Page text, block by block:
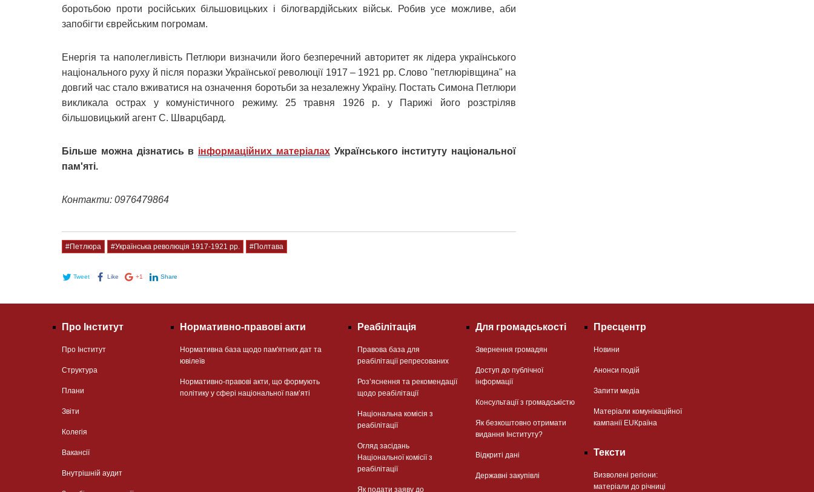
боротьбою проти російських більшовицьких і білогвардійських військ. Робив усе можливе, аби
запобігти єврейським погромам.
Енергія та наполегливість Петлюри визначили його безперечний авторитет як лідера українського
національного руху й після поразки Української революції 1917 – 1921 рр. Слово "петлюрівщина" на
довгий час стало вживатися на означення боротьби за незалежну Україну. Постать Симона Петлюри
викликала острах у комуністичного режиму. 25 травня 1926 р. у Парижі його розстріляв
більшовицький агент С. Шварцбард.
Більше можна дізнатись в інформаційних матеріалахУкраїнського інституту національної
пам'яті.
Контакти: 0976479864
#Петлюра #Українська революція 1917-1921 рр. #Полтава
Tweet Like +1 Share
Про Інститут
Про Інститут
Структура
Плани
Звіти
Колегія
Вакансії
Внутрішній аудит
Нормативно-правові акти
Нормативна база щодо пам'ятних дат та
ювілеїв
Нормативно-правові акти, що формують
політику у сфері національної памʼяті
Реабілітація
Правова база для
реабілітації репресованих
Розʼяснення та рекомендації
щодо реабілітації
Національна комісія з
реабілітації
Огляд засідань
Національної комісії з
реабілітації
Як подати заяву до
Для громадськості
Звернення громадян
Доступ до публічної
інформації
Консультації з громадськістю
Як безкоштовно отримати
видання Інституту?
Відкриті дані
Державні закупівлі
Пресцентр
Новини
Анонси подій
Запити медіа
Матеріали комунікаційної
кампанії EUКраїна
Тексти
Визволені регіони:
матеріали до річниці